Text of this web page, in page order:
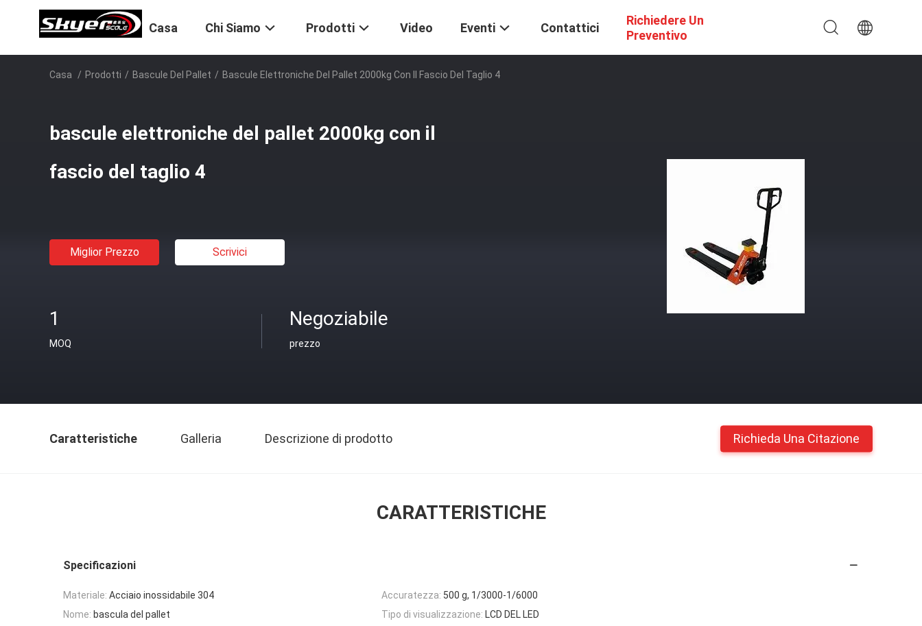
Casa Chi Siamo Prodotti Video Eventi Contattici
Richiedere Un
Preventivo
Casa / Prodotti / Bascule Del Pallet / Bascule Elettroniche Del Pallet 2000kg Con Il Fascio Del Taglio 4
bascule elettroniche del pallet 2000kg con il
fascio del taglio 4
Miglior Prezzo Scrivici
1
MOQ
Negoziabile
prezzo
Caratteristiche Galleria Descrizione di prodotto Richieda Una Citazione
CARATTERISTICHE
Specificazioni
Materiale: Acciaio inossidabile 304 Accuratezza: 500 g, 1/3000-1/6000
Nome: bascula del pallet Tipo di visualizzazione: LCD DEL LED